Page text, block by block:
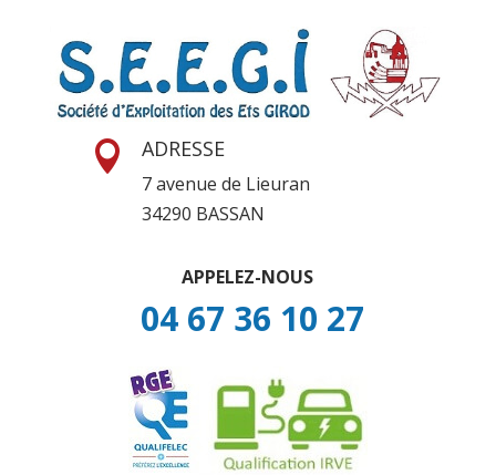
 ADRESSE
7 avenue de Lieuran
34290 BASSAN
APPELEZ-NOUS
04 67 36 10 27